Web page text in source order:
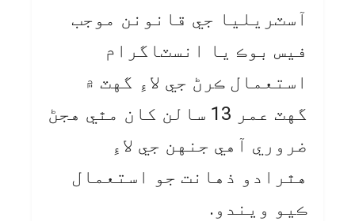
آسٽريليا جي قانونن موجب
فيس بوڪ يا انسٽاگرام
استعمال ڪرڻ جي لاءِ گهٽ ۾
گهٽ عمر 13 سالن کان مٿي هجڻ
ضروري آهي جنهن جي لاءِ
هٿرادو ذهانت جو استعمال
ڪيو ويندو.